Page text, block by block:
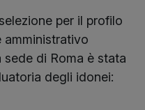
per il profilo
amministrativo
di Roma è stata
degli idonei: